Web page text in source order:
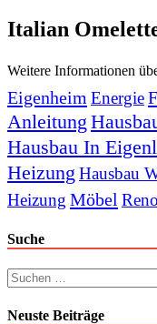
Italian
Weitere Informationen
Eigenheim Energie
Anleitung
Hausbau In
Heizung Hausbau
Heizung Möbel
Suche
Suchen
nach:
Neuste Beiträge